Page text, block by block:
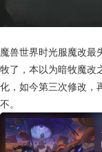
魔兽世界时光服魔改最
牧了，本以为暗牧魔改
化，如今第三次修改，
不。